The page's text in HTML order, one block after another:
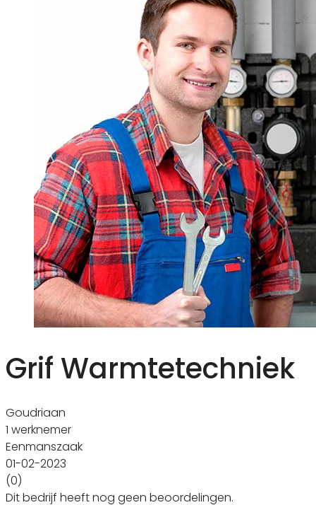
Grif Warmtetechniek
Goudriaan
1 werknemer
Eenmanszaak
01-02-2023
(0)
Dit bedrijf heeft nog geen beoordelingen.